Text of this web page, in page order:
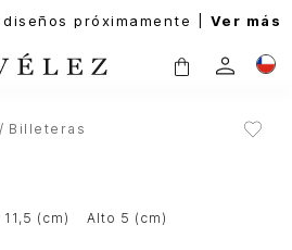
próximamente | Ver más
Billeteras
11,5 (cm) alto 5 (cm)